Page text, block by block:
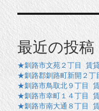
最近の投稿
★釧路市文苑２丁目 賃
★釧路郡釧路町新開２
★釧路市鳥取北９丁目
★釧路市幸町１４丁目
★釧路市南大通８丁目